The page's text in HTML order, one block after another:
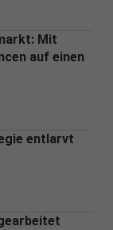
Mit
auf einen
entlarvt